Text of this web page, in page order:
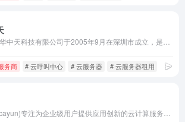
务商 # 云呼叫中心 # 云服务器 # 云服务器租用